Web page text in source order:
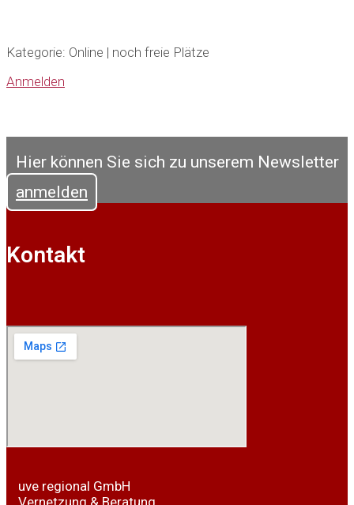
Kategorie: Online | noch freie Plätze
Anmelden
Hier können Sie sich zu unserem Newsletter
anmelden
Kontakt
uve regional GmbH
Vernetzung & Beratung